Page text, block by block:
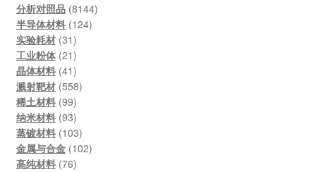
分析对照品 81448144
半导体材料 124124
实验耗材 3131
products
工业粉体 2121
products
晶体材料 4141
products
溅射靶材 558558
稀土材料 9999
products
纳米材料 9393
products
蒸镀材料 103103
products
金属与合金 102102
高纯材料 7676